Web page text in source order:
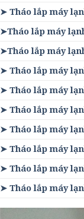
➤ Tháo lắp máy
➤Tháo lắp máy
➤Tháo lắp máy
➤ Tháo lắp máy
➤ Tháo lắp máy
➤ Tháo lắp máy
➤ Tháo lắp máy
➤ Tháo lắp máy
➤ Tháo lắp máy
➤ Tháo lắp máy